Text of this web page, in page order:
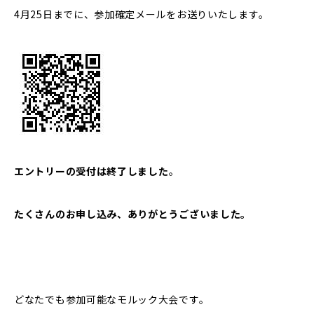
4月25日までに、参加確定メールをお送りいたします。
エントリーの受付は終了しました。
たくさんのお申し込み、ありがとうございました。
どなたでも参加可能なモルック大会です。